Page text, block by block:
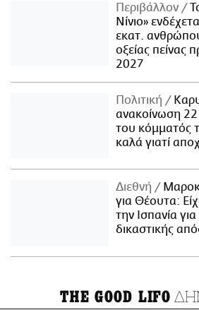
Περιβάλλον
Νίνιο»
εκατ.
οξείας πείνας
2027
Πολιτική
ανακοίνωση
του κόμματός
καλά γιατί
Διεθνή
για Θέουτα:
την Ισπανία
δικαστικής
THE GOOD LIFO